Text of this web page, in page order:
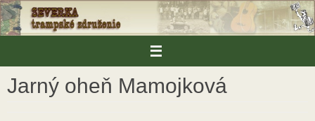
Skip
to
content
Jarný oheň Mamojková